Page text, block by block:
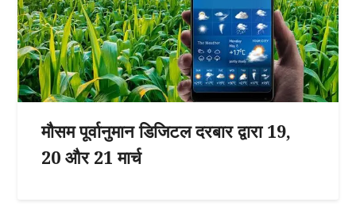
मौसम पूर्वानुमान डिजिटल दरबार द्वारा 19,
20 और 21 मार्च